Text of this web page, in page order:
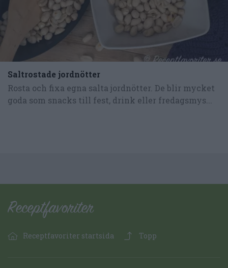
Saltrostade jordnötter
Rosta och fixa egna salta jordnötter. De blir mycket
goda som snacks till fest, drink eller fredagsmys...
Receptfavoriter startsida Topp